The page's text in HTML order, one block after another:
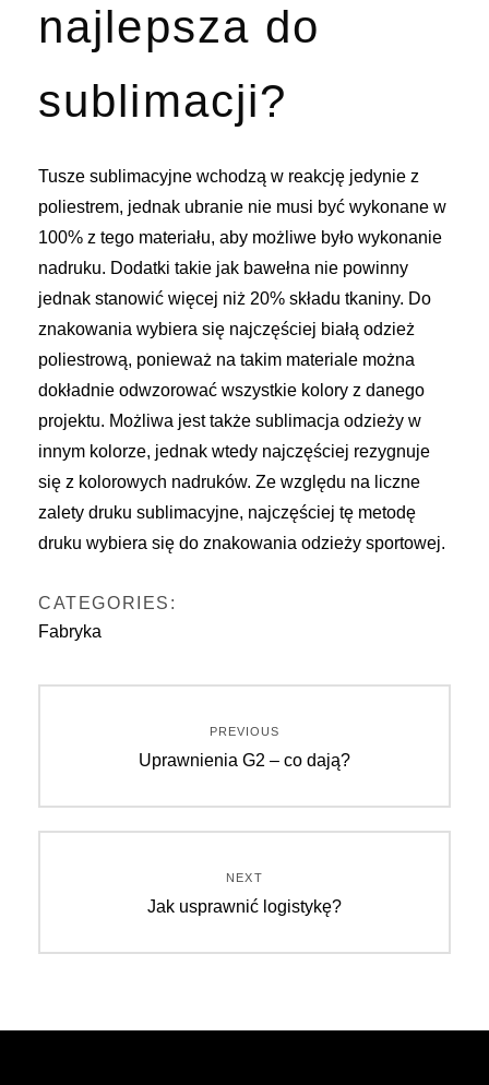
najlepsza do
sublimacji?
Tusze sublimacyjne wchodzą w reakcję jedynie z
poliestrem, jednak ubranie nie musi być wykonane w
100% z tego materiału, aby możliwe było wykonanie
nadruku. Dodatki takie jak bawełna nie powinny
jednak stanowić więcej niż 20% składu tkaniny. Do
znakowania wybiera się najczęściej białą odzież
poliestrową, ponieważ na takim materiale można
dokładnie odwzorować wszystkie kolory z danego
projektu. Możliwa jest także sublimacja odzieży w
innym kolorze, jednak wtedy najczęściej rezygnuje
się z kolorowych nadruków. Ze względu na liczne
zalety druku sublimacyjne, najczęściej tę metodę
druku wybiera się do znakowania odzieży sportowej.
CATEGORIES:
Fabryka
Nawigacja
wpisu
PREVIOUS
Previous
Uprawnienia G2 – co dają?
NEXT
Next
Jak usprawnić logistykę?